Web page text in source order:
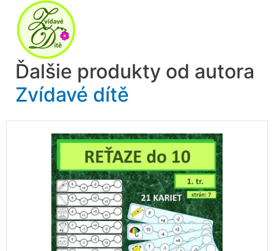
Ďalšie produkty od autora
Zvídavé dítě